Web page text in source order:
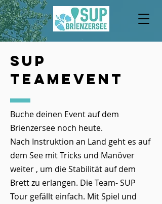
SUP
TEamevent
Buche deinen Event auf dem
Brienzersee noch heute.
Nach Instruktion an Land geht es auf
dem See mit Tricks und Manöver
weiter , um die Stabilität auf dem
Brett zu erlangen. Die Team- SUP
Tour gefällt einfach. Mit Spiel und